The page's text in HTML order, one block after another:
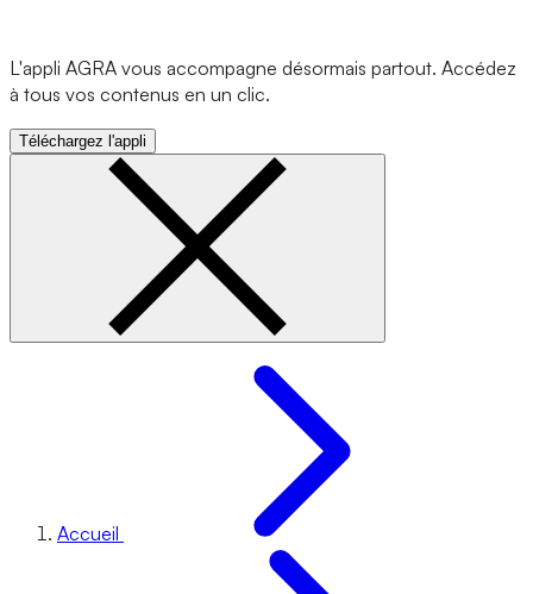
L'appli AGRA vous accompagne désormais partout. Accédez
à tous vos contenus en un clic.
Téléchargez l'appli
Accueil